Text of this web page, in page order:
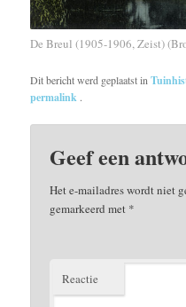
De Breul (1905-1906, Zeist)
Dit bericht werd geplaatst in
permalink .
Geef een
Het e-mailadres wordt niet
gemarkeerd met *
Reactie